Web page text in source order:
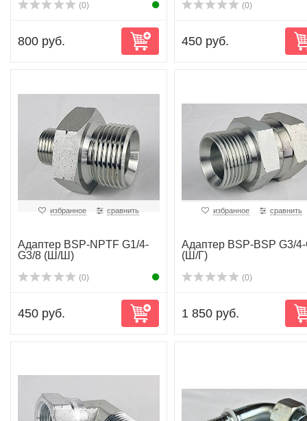
(0)
800 руб.
(0)
450 руб.
избранное сравнить
Адаптер BSP-NPTF G1/4-
G3/8 (Ш/Ш)
(0)
450 руб.
избранное сравнить
Адаптер BSP-BSP G3/
(Ш/Г)
(0)
1 850 руб.